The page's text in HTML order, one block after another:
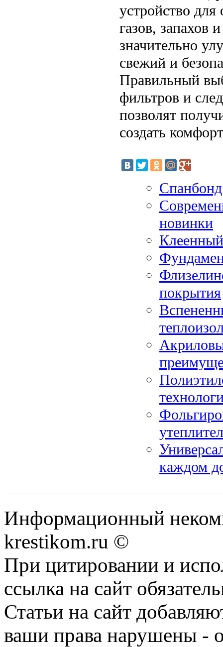
устройство
газов, запахов
значительно
свежий и
Правильный
фильтров и
позволят
создать
новинки
покрытия
каждом
Информационный
krestikom.ru ©
При цитировании и
ссылка на сайт
Статьи на сайт
ваши права нарушены -